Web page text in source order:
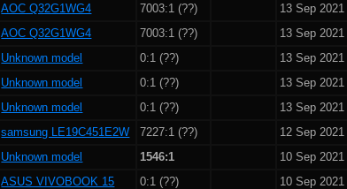
AOC Q32G1WG4
7003:1 (??)
13 Sep 2021
AOC Q32G1WG4
7003:1 (??)
13 Sep 2021
Unknown model
0:1 (??)
13 Sep 2021
Unknown model
0:1 (??)
13 Sep 2021
Unknown model
0:1 (??)
13 Sep 2021
samsung LE19C451E2W
7227:1 (??)
12 Sep 2021
Unknown model
1546:1
10 Sep 2021
ASUS VIVOBOOK 15
0:1 (??)
10 Sep 2021